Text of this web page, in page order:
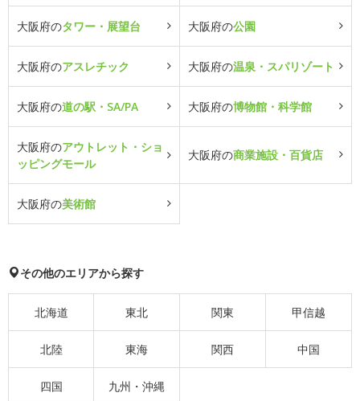
大阪府のタワー・展望台 大阪府の公園
大阪府のアスレチック 大阪府の温泉・スパリゾート
大阪府の道の駅・SA/PA 大阪府の博物館・科学館
大阪府のアウトレット・ショ
ッピングモール
大阪府の商業施設・百貨店
大阪府の美術館
その他のエリアから探す
北海道 東北 関東 甲信越
北陸 東海 関西 中国
四国 九州・沖縄